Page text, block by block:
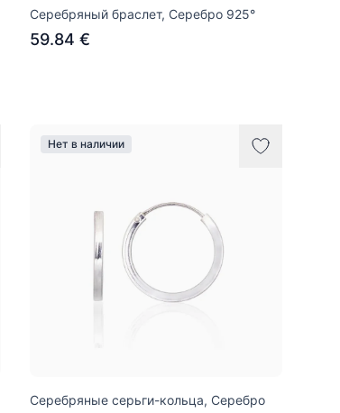
Серебряный браслет, Серебро 925°
59.84 €
Нет в наличии
Серебряные серьги-кольца, Серебро